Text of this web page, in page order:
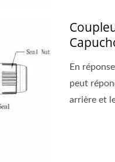
En
peut
arrière et